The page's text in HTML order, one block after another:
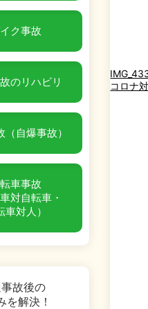
ク事故
のリハビリ
（自爆事故）
車事故
車対自転車・
車対人）
故後の
を解決！
コロナ